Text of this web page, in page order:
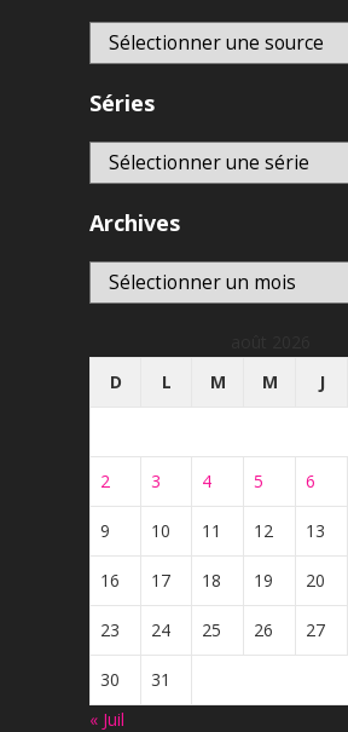
Séries
Archives
Archives
D
L M M J
2 3 4 5 6
9 10 11 12 13
16 17 18 19 20
23 24 25 26 27
30
31
« Juil